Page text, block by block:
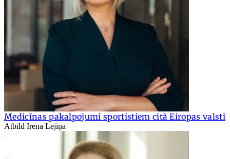
Medicīnas pakalpojumi sportistiem citā Eiropas valstī
Atbild Irēna Lejiņa